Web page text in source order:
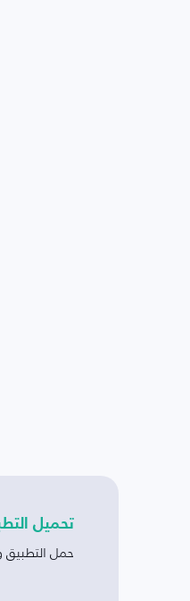
تحميل
حمل التطبيق